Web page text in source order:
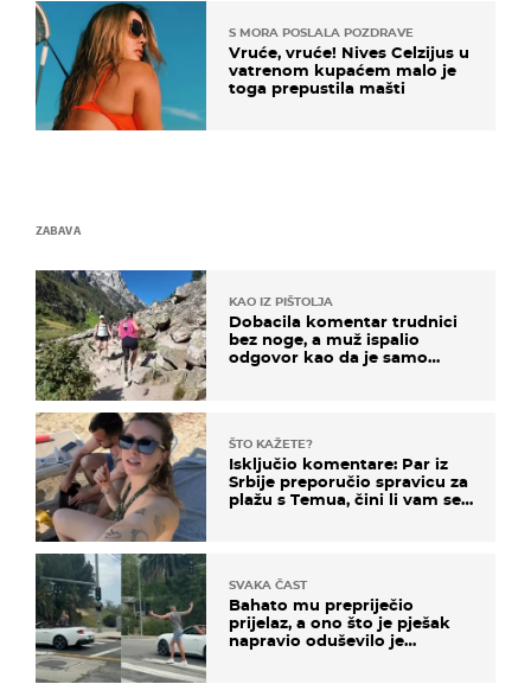
S MORA POSLALA POZDRAVE
Vruće, vruće! Nives Celzijus u
vatrenom kupaćem malo je
toga prepustila mašti
ZABAVA
KAO IZ PIŠTOLJA
Dobacila komentar trudnici
bez noge, a muž ispalio
odgovor kao da je samo
ŠTO KAŽETE?
Isključio komentare: Par iz
Srbije preporučio spravicu za
plažu s Temua, čini li vam se
SVAKA ČAST
Bahato mu prepriječio
prijelaz, a ono što je pješak
napravio oduševilo je